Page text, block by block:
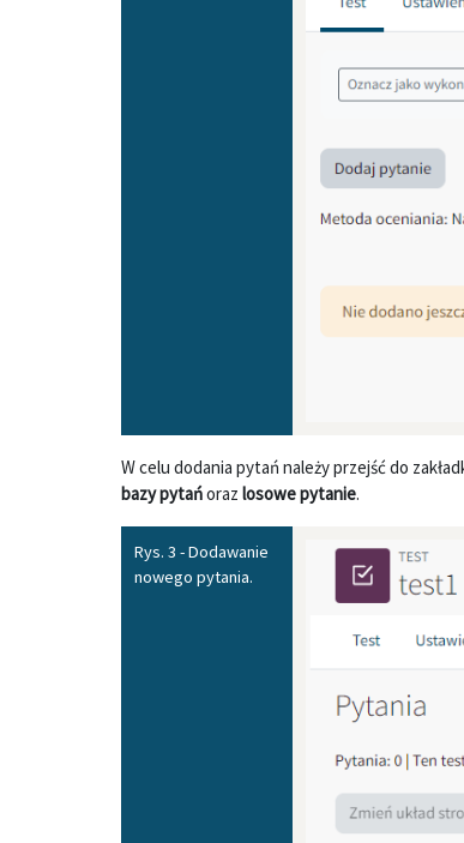
W celu dodania pytań należy przejść do
bazy pytańoraz losowe pytanie.
Rys. 3 - Dodawanie
nowego pytania.